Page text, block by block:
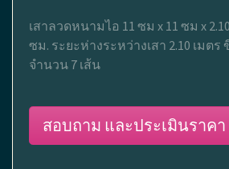
เสาลวดหนามไอ 11 ซม x 11 ซม x
ซม. ระยะห่างระหว่างเสา 2.10 เมต
จำนวน 7 เส้น
สอบถาม และประเมินราคา